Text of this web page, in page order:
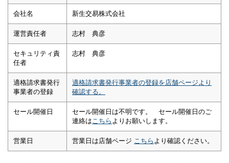
会社名 新生交易株式会社
運営責任者 志村 典彦
セキュリティ責
任者
志村 典彦
適格請求書発行
事業者の登録
適格請求書発行事業者の登録を店舗ページより
確認する。
セール開催日
セール開催日は不明です。 セール開催日のご
連絡は こちら よりお願いします。
営業日 営業日は店舗ページ こちら より確認ください。